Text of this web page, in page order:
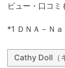
ビュー・口コミ
*1 ＤＮＡ－Ｎａ
Cathy Doll（